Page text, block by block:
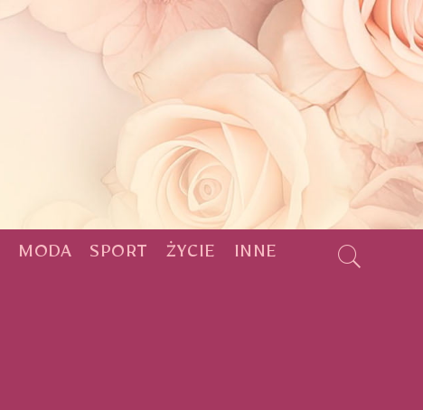
MODA SPORT ŻYCIE INNE